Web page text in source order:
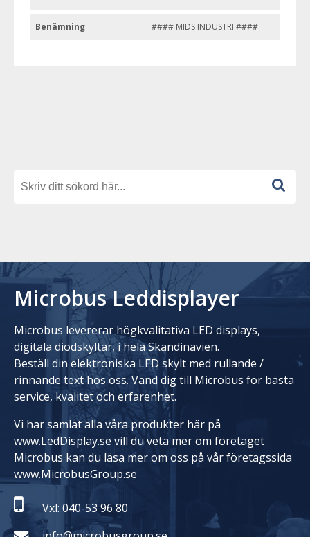
Benämning #### MIDS INDUSTRI ####
Microbus Leddisplayer
Microbus levererar högkvalitativa LED displays,
digitala diodskyltar, i hela Skandinavien.
Beställ din elektroniska LED skylt med rullande /
rinnande text hos oss. Vänd dig till Microbus för bästa
service, kvalitet och erfarenhet.
Vi har samlat alla våra produkter här på
www.LedDisplay.se vill du veta mer om företaget
Microbus kan du läsa mer om oss på vår företagssida
www.MicrobusGroup.se
Vxl: 040-53 96 80